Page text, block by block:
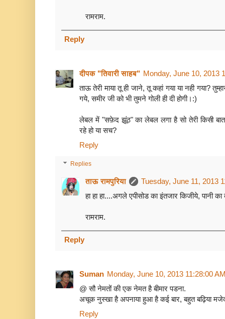
रामराम.
Reply
दीपक "तिवारी साहब" Monday, June 10, 2013
ताऊ तेरी माया तू ही जाने, तू कहां गया या नही गया?
गये, समीर जी को भी तुमने गोली ही दी होगी।:)
लेबल में "सफ़ेद झूंठ" का लेबल लगा है सो तेरी किसी
रहे हो या सच?
Reply
Replies
ताऊ रामपुरिया
Tuesday, June 11, 2013
हा हा हा....अगले एपीसोड का इंतजार किजीये, पानी
रामराम.
Reply
Suman Monday, June 10, 2013 11:28:00
@ सौ नेमतों की एक नेमत है बीमार पडना.
अचूक नुस्खा है अपनाया हुआ है कई बार, बहुत बढ़िया
Reply